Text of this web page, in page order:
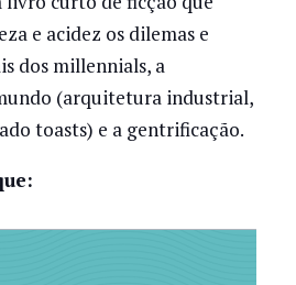
e acidez os dilemas e
dos millennials, a
(arquitetura industrial,
toasts) e a gentrificação.